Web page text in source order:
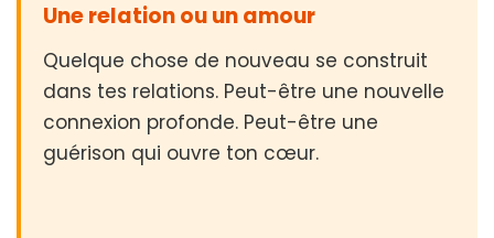
Une relation ou un amour
Quelque chose de nouveau se construit
dans tes relations. Peut-être une nouvelle
connexion profonde. Peut-être une
guérison qui ouvre ton cœur.